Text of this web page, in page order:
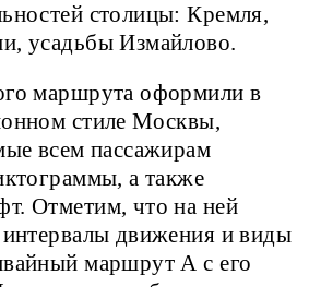
столицы: Кремля,
усадьбы Измайлово.
маршрута оформили в
стиле Москвы,
всем пассажирам
а также
Отметим, что на ней
интервалы движения и виды
маршрут А с его